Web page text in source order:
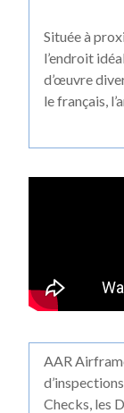
Située à
l’endroit
d’œuvre
le français,
AAR
Checks, les